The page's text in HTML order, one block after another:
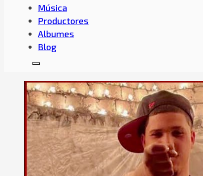
Música
Productores
Albumes
Blog